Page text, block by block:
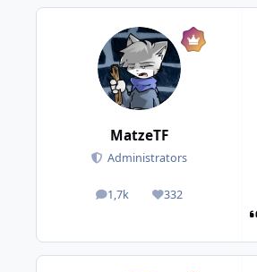
MatzeTF
Administrators
1,7k
posts 332
Reputation